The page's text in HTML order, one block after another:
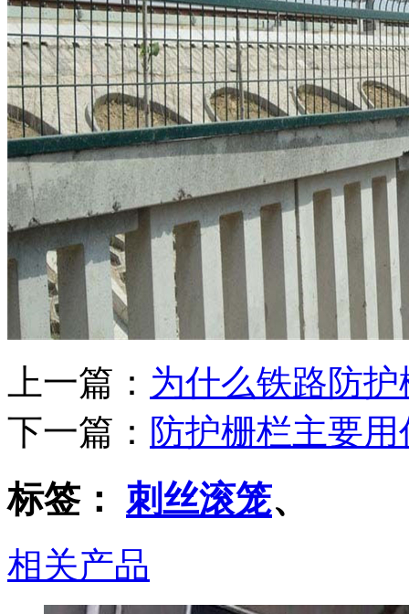
上一篇： 为什么铁路防
下一篇： 防护栅栏主要
标签： 刺丝滚笼、
相关产品